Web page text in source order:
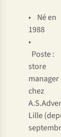
• Né en
1988
•
Poste :
store
manager
chez
Lille